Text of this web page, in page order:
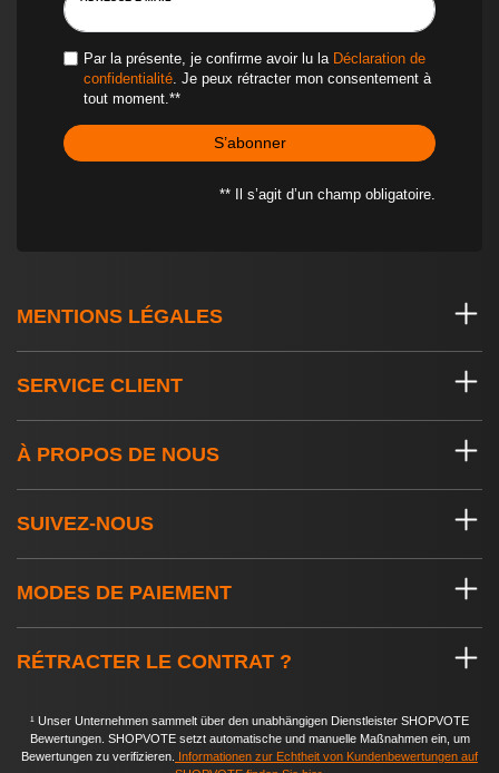
Par la présente, je confirme avoir lu la Déclaration de
confidentialité. Je peux rétracter mon consentement à
tout moment.**
S’abonner
** Il s’agit d’un champ obligatoire.
MENTIONS LÉGALES
SERVICE CLIENT
À PROPOS DE NOUS
SUIVEZ-NOUS
MODES DE PAIEMENT
RÉTRACTER LE CONTRAT ?
¹ Unser Unternehmen sammelt über den unabhängigen Dienstleister SHOPVOTE
Bewertungen. SHOPVOTE setzt automatische und manuelle Maßnahmen ein, um
Bewertungen zu verifizieren. Informationen zur Echtheit von Kundenbewertungen auf